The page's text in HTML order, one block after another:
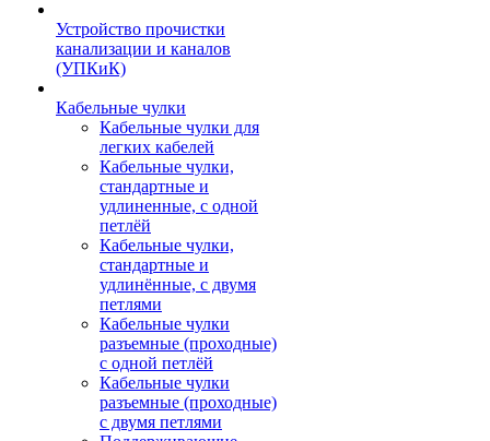
Устройство прочистки
канализации и каналов
(УПКиК)
Кабельные чулки
Кабельные чулки для
легких кабелей
Кабельные чулки,
стандартные и
удлиненные, с одной
петлёй
Кабельные чулки,
стандартные и
удлинённые, с двумя
петлями
Кабельные чулки
разъемные (проходные)
с одной петлёй
Кабельные чулки
разъемные (проходные)
с двумя петлями